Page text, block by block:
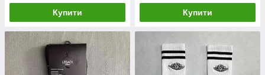
Купити Купити